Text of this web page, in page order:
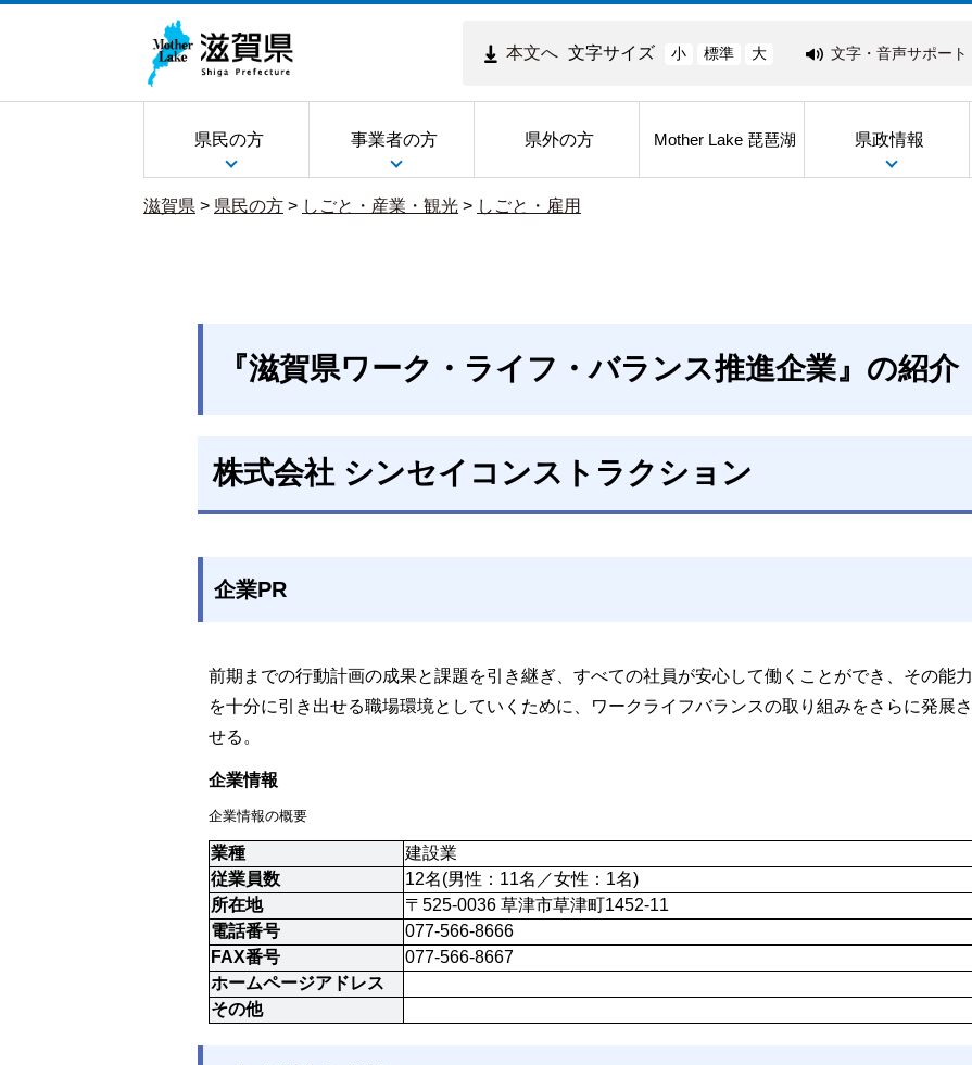
本文へ 文字サイズ 小 標準 大 文字・音声サポート
県民の方 事業者の方 県外の方 Mother Lake 琵琶湖 県政情報
滋賀県 > 県民の方 > しごと・産業・観光 > しごと・雇用
『滋賀県ワーク・ライフ・バランス推進企業』の紹介
株式会社 シンセイコンストラクション
企業PR
前期までの行動計画の成果と課題を引き継ぎ、すべての社員が安心して働くことができ、その能力
を十分に引き出せる職場環境としていくために、ワークライフバランスの取り組みをさらに発展さ
せる。
企業情報
企業情報の概要
業種
建設業
従業員数
12名(男性：11名／女性：1名)
所在地
〒525-0036 草津市草津町1452-11
電話番号
077-566-8666
FAX番号
077-566-8667
ホームページアドレス
その他